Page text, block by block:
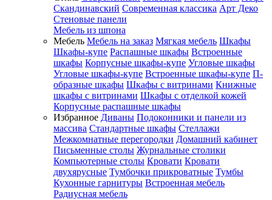
Скандинавский Современная классика Арт Деко
Стеновые панели
Мебель из шпона
Мебель Мебель на заказ Мягкая мебель Шкафы
Шкафы-купе Распашные шкафы Встроенные
шкафы Корпусные шкафы-купе Угловые шкафы
Угловые шкафы-купе Встроенные шкафы-купе П-
образные шкафы Шкафы с витринами Книжные
шкафы с витринами Шкафы c отделкой кожей
Корпусные распашные шкафы
Избранное Диваны Подоконники и панели из
массива Стандартные шкафы Стеллажи
Межкомнатные перегородки Домашний кабинет
Письменные столы Журнальные столики
Компьютерные столы Кровати Кровати
двухярусные Тумбочки прикроватные Тумбы
Кухонные гарнитуры Встроенная мебель
Радиусная мебель